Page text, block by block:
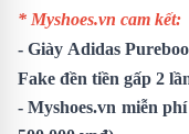
* Myshoes.vn cam kết:
-Giày Adidas
Fake đền tiền gấp 2
- Myshoes.vn miễn